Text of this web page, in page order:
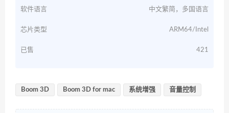
软件语言 中文繁简，多国语言
芯片类型 ARM64/Intel
已售 421
Boom 3D Boom 3D for mac 系统增强 音量控制